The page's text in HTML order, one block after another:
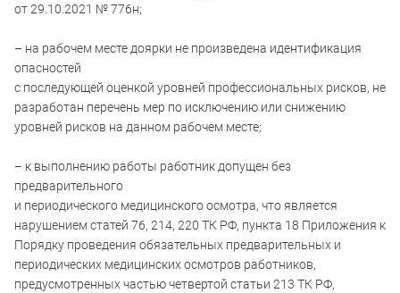
от 29.10.2021 № 776н;
– на рабочем месте доярки не произведена идентификация
опасностей
с последующей оценкой уровней профессиональных рисков, не
разработан перечень мер по исключению или снижению
уровней рисков на данном рабочем месте;
– к выполнению работы работник допущен без
предварительного
и периодического медицинского осмотра, что является
нарушением статей 76, 214, 220 ТК РФ, пункта 18 Приложения к
Порядку проведения обязательных предварительных и
периодических медицинских осмотров работников,
предусмотренных частью четвертой статьи 213 ТК РФ,